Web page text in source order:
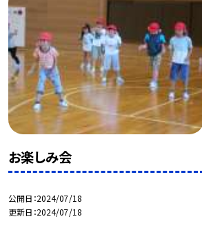
お楽しみ会
公開日 2024/07/18
更新日 2024/07/18